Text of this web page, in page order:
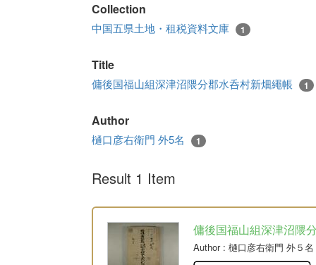
Collection
中国五県土地・租税資料文庫 1
Title
傭後国福山組深津沼隈分郡水呑村新畑繩帳 1
Author
樋口彦右衛門 外5名 1
Result 1 Item
傭後国福山組深津沼隈
Author: 樋口彦右衛門 外５名